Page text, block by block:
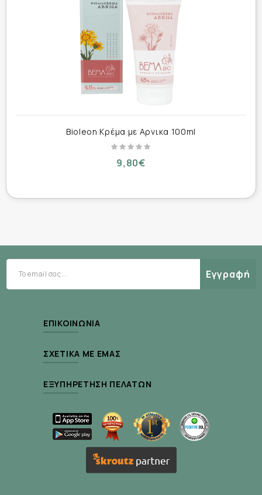
Picea Abies Eκχύλισμα (Νορβηγικό Έλατο) και
Εκχύλισμα Μανόλιας για εξισορρόπηση της
δερματικής μικροχλωρίδας, αντιοξειδωτική και
αντιερεθιστική δράση,
από ανανεώσιμες φυσικές πηγές, για ισχυρή
δερματική προστασία.
Με απαλές κινήσεις εφαρμογή 2 με 3 φορές την
Περιεκτικότητα : 100ml
Bioleon Κρέμα με Αρνικα 100ml
9,80€
Εγγραφή
ΕΠΙΚΟΙΝΩΝΊΑ
ΣΧΕΤΙΚΆ ΜΕ ΕΜΆΣ
ΕΞΥΠΗΡΈΤΗΣΗ ΠΕΛΑΤΏΝ